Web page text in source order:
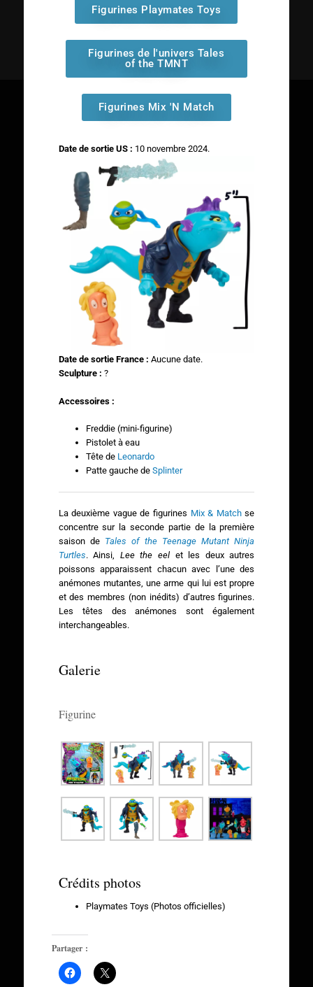
Figurines Playmates Toys
Figurines de l'univers Tales
of the TMNT
Figurines Mix 'N Match
Date de sortie US : 10 novembre 2024.
Date de sortie France : Aucune date.
Sculpture : ?
Accessoires :
Freddie (mini-figurine)
Pistolet à eau
Tête de Leonardo
Patte gauche de Splinter
La deuxième vague de figurines Mix & Matchse
concentre sur la seconde partie de la première
saison de Tales of the Teenage Mutant Ninja
Turtles. Ainsi, Lee the eel et les deux autres
poissons apparaissent chacun avec l’une des
anémones mutantes, une arme qui lui est propre
et des membres (non inédits) d’autres figurines.
Les têtes des anémones sont également
interchangeables.
Galerie
Figurine
Crédits photos
Playmates Toys (Photos officielles)
Partager :